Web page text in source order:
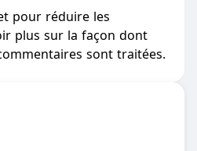
pour réduire les
plus sur la façon dont
sont traitées.